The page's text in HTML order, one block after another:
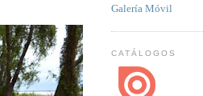
Galería Móvil
CATÁLOGOS